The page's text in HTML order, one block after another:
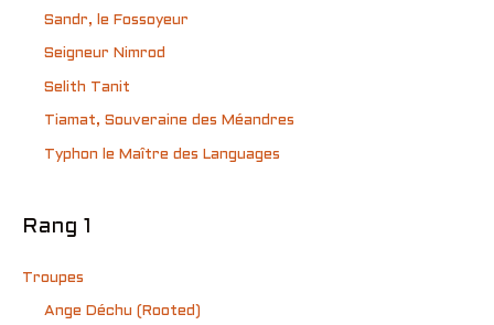
Sandr, le Fossoyeur
Seigneur Nimrod
Selith Tanit
Tiamat, Souveraine des Méandres
Typhon le Maître des Languages
Rang 1
Troupes
Ange Déchu (Rooted)